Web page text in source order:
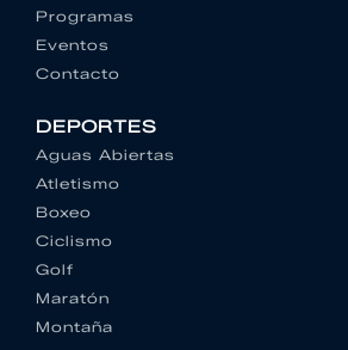
Programas
Eventos
Contacto
DEPORTES
Aguas Abiertas
Atletismo
Boxeo
Ciclismo
Golf
Maratón
Montaña